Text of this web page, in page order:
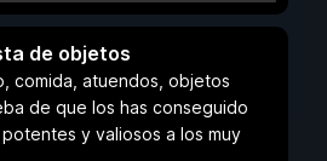
de objetos
comida, atuendos, objetos
de que los has conseguido
y valiosos a los muy